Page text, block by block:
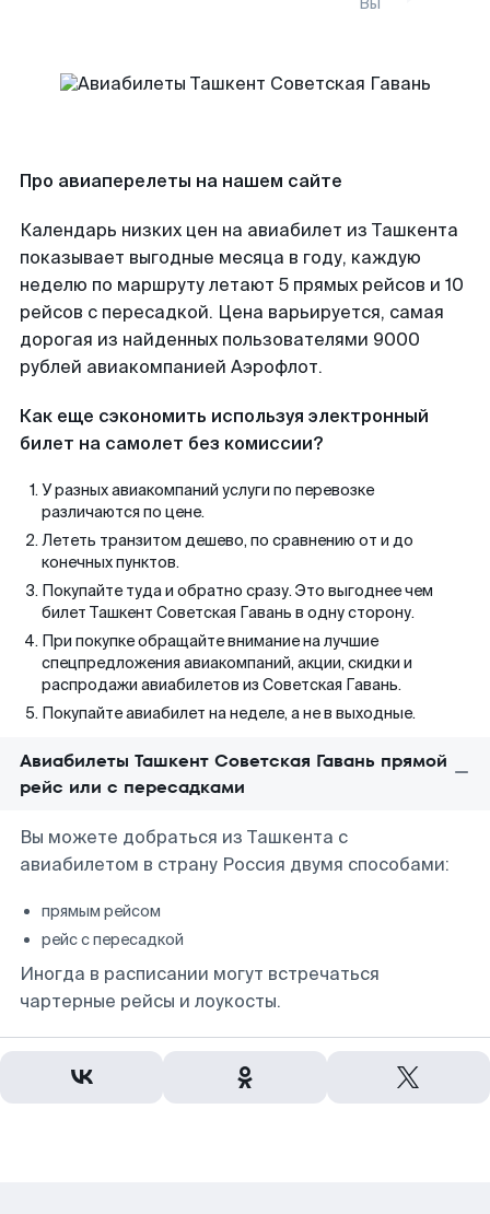
Про авиаперелеты на нашем сайте
Календарь низких цен на авиабилет из Ташкента
показывает выгодные месяца в году, каждую
неделю по маршруту летают 5 прямых рейсов и 10
рейсов с пересадкой. Цена варьируется, самая
дорогая из найденных пользователями 9000
рублей авиакомпанией Аэрофлот.
Как еще сэкономить используя электронный
билет на самолет без комиссии?
У разных авиакомпаний услуги по перевозке
различаются по цене.
Лететь транзитом дешево, по сравнению от и до
конечных пунктов.
Покупайте туда и обратно сразу. Это выгоднее чем
билет Ташкент Советская Гавань в одну сторону.
При покупке обращайте внимание на лучшие
спецпредложения авиакомпаний, акции, скидки и
распродажи авиабилетов из Советская Гавань.
Покупайте авиабилет на неделе, а не в выходные.
Авиабилеты Ташкент Советская Гавань прямой
рейс или с пересадками
Вы можете добраться из Ташкента с
авиабилетом в страну Россия двумя способами:
прямым рейсом
рейс с пересадкой
Иногда в расписании могут встречаться
чартерные рейсы и лоукосты.